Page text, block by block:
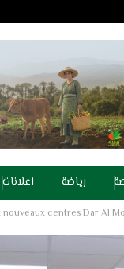
رياضة اعلانات
centres Dar Al